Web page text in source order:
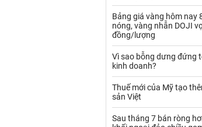
Than
Thủy hải sản khác
Vàng
VLXD khác
Xi măng - Clynker
Bảng giá vàng hôm nay
nóng, vàng nhẫn DOJI
đồng/lượng
Vì sao bỗng dưng đứng
kinh doanh?
Thuế mới của Mỹ tạo
sản Việt
Sau tháng 7 bán ròng